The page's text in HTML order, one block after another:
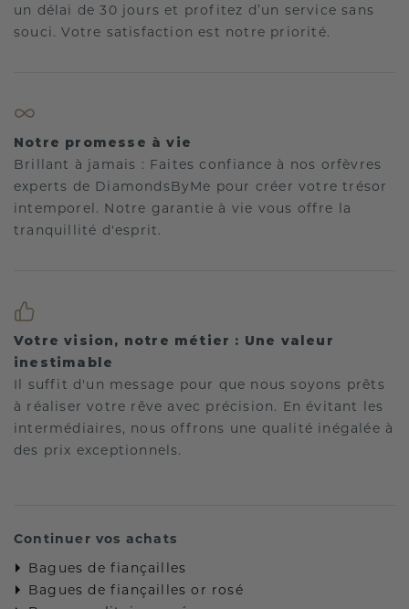
un délai de 30 jours et profitez d’un service sans
souci. Votre satisfaction est notre priorité.
Notre promesse à vie
Brillant à jamais : Faites confiance à nos orfèvres
experts de DiamondsByMe pour créer votre trésor
intemporel. Notre garantie à vie vous offre la
tranquillité d'esprit.
Votre vision, notre métier : Une valeur
inestimable
Il suffit d'un message pour que nous soyons prêts
à réaliser votre rêve avec précision. En évitant les
intermédiaires, nous offrons une qualité inégalée à
des prix exceptionnels.
Continuer vos achats
Bagues de fiançailles
Bagues de fiançailles or rosé